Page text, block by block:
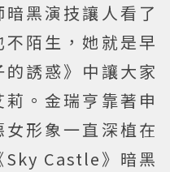
黑演技讓人看了
陌生，她就是早
誘惑》中讓大家
。金瑞亨靠著申
形象一直深植在
Sky Castle》暗黑